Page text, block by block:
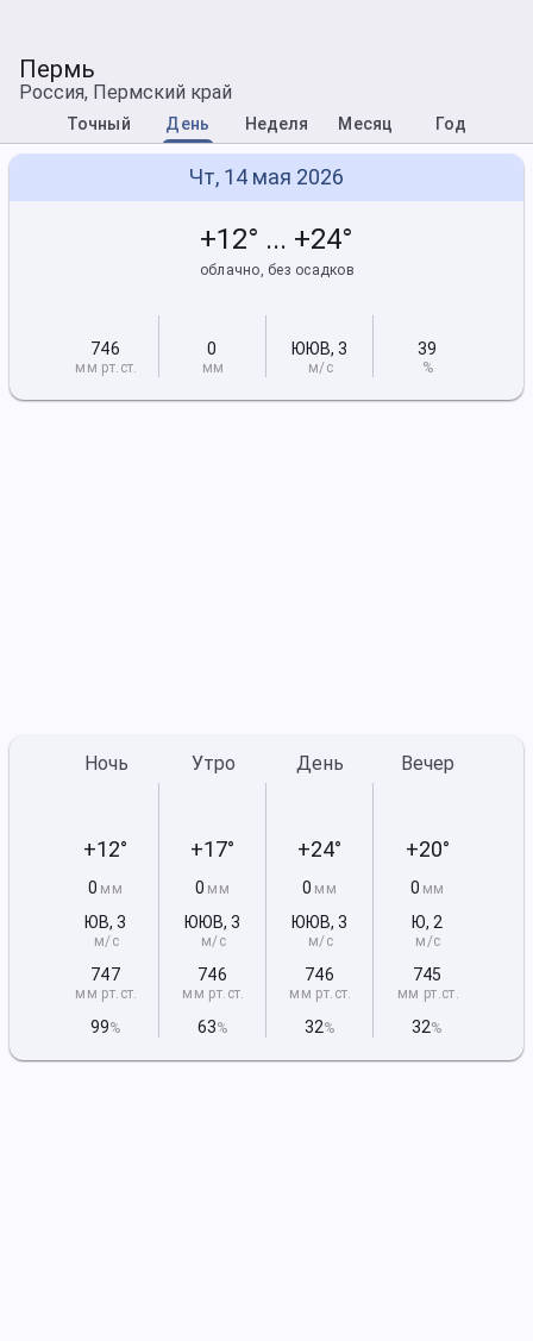
Пермь
Россия, Пермский край
Точный День Неделя Месяц Год
Чт, 14 мая 2026
+12° ... +24°
облачно, без осадков
746
мм рт.ст.
0
мм
ЮЮВ,3
м/с
39
%
Ночь
+12°
0 мм
ЮВ,3
м/с
747
мм рт.ст.
99%
Утро
+17°
0 мм
ЮЮВ,3
м/с
746
мм рт.ст.
63%
День
+24°
0 мм
ЮЮВ,3
м/с
746
мм рт.ст.
32%
Вечер
+20°
0 мм
Ю, 2
м/с
745
мм рт.ст.
32%